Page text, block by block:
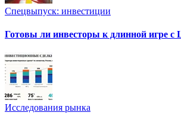
Спецвыпуск: инвестиции
Готовы ли инвесторы к длинной игре с
Исследования рынка